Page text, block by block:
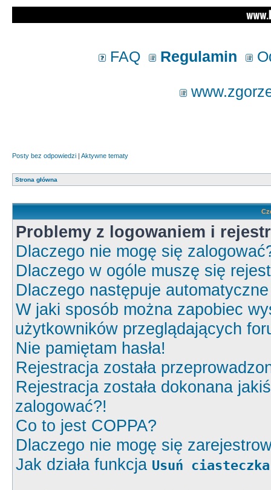
FAQ Regulamin
Posty bez odpowiedzi | Aktywne tematy
Strona główna
Problemy z logowaniem i
Dlaczego nie mogę się
Dlaczego w ogóle muszę się
Dlaczego następuje
W jaki sposób można zapobiec
użytkowników przeglądających
Nie pamiętam hasła!
Rejestracja została
Rejestracja została dokonana
zalogować?!
Co to jest COPPA?
Dlaczego nie mogę się
Jak działa funkcja Usuń